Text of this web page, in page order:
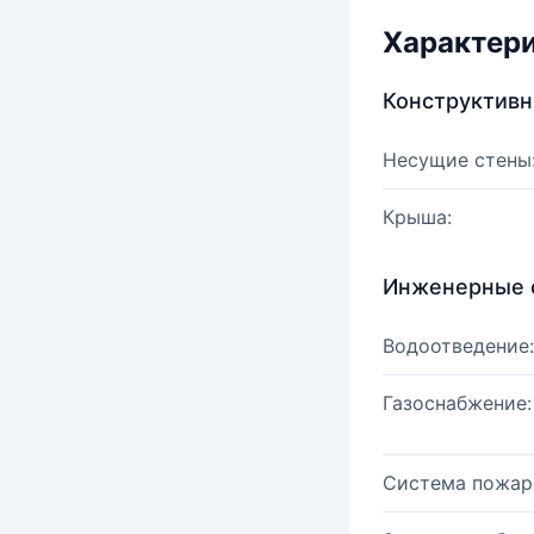
Несущие
Крыша:
Инженерные
Водоотведение:
Газоснабжение:
Система